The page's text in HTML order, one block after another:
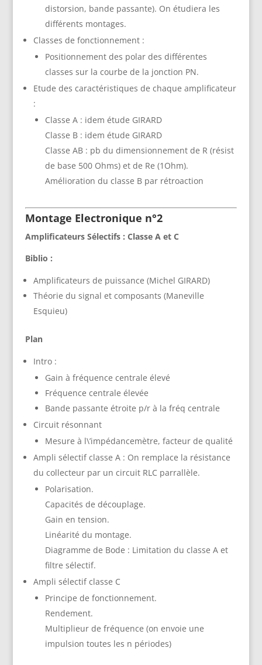
distorsion, bande passante). On étudiera les
différents montages.
Classes de fonctionnement :
Positionnement des polar des différentes
classes sur la courbe de la jonction PN.
Etude des caractéristiques de chaque amplificateur
:
Classe A : idem étude GIRARD
Classe B : idem étude GIRARD
Classe AB : pb du dimensionnement de R (résist
de base 500 Ohms) et de Re (1Ohm).
Amélioration du classe B par rétroaction
Montage Electronique n°2
Amplificateurs Sélectifs : Classe A et C
Biblio :
Amplificateurs de puissance (Michel GIRARD)
Théorie du signal et composants (Maneville
Esquieu)
Plan
Intro :
Gain à fréquence centrale élevé
Fréquence centrale élevée
Bande passante étroite p/r à la fréq centrale
Circuit résonnant
Mesure à l\’impédancemètre, facteur de qualité
Ampli sélectif classe A : On remplace la résistance
du collecteur par un circuit RLC parrallèle.
Polarisation.
Capacités de découplage.
Gain en tension.
Linéarité du montage.
Diagramme de Bode : Limitation du classe A et
filtre sélectif.
Ampli sélectif classe C
Principe de fonctionnement.
Rendement.
Multiplieur de fréquence (on envoie une
impulsion toutes les n périodes)